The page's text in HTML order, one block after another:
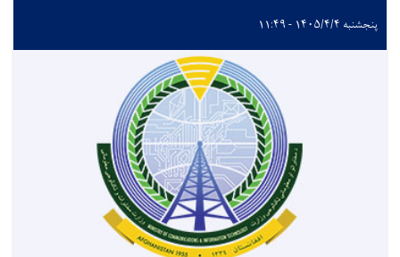
پنجشنبه ۱۴۰۵/۴/۴ - ۱۱:۴۹